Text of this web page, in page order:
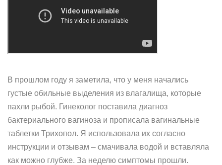
В прошлом году я заметила, что у меня начались
густые обильные выделения из влагалища, которые
пахли рыбой. Гинеколог поставила диагноз
бактериального вагиноза и прописала вагинальные
таблетки Трихопол. Я использовала их согласно
инструкции и отзывам – смачивала водой и вставляла
как можно глубже. За неделю симптомы прошли.